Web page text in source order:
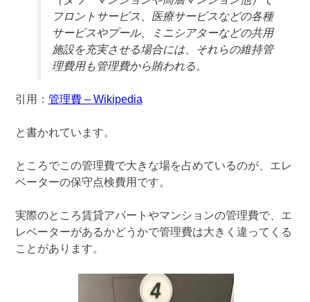
フロントサービス、医療サービスなどの各種
サービスやプール、ミニシアターなどの共用
施設を充実させる場合には、それらの維持管
理費用も管理費から賄われる。
引用： 管理費 – Wikipedia
と書かれています。
ところでこの管理費で大きな場を占めているのが、エレ
ベーターの保守点検費用です。
実際のところ賃貸アパートやマンションの管理費で、エ
レベーターがあるかどうかで管理費は大きく違ってくる
ことがあります。